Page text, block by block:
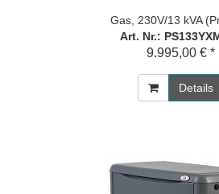
Gas, 230V/13 kVA
Art. Nr.:
9.995,00 € *
Details